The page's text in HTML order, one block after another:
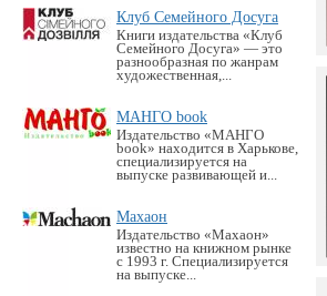
Клуб Семейного Досуга
Книги издательства «Клуб
Семейного Досуга» — это
разнообразная по жанрам
художественная,...
МАНГО book
Издательство «MАНГО
book» находится в Харькове,
специализируется на
выпуске развивающей и...
Махаон
Издательство «Махаон»
известно на книжном рынке
с 1993 г. Специализируется
на выпуске...